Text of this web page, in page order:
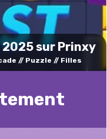
2025 sur Prinxy
Puzzle Filles